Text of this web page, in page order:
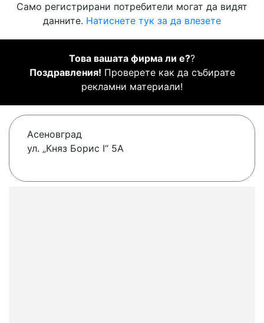
Само регистрирани потребители могат да видят
данните. Натиснете тук за да влезете
Това вашата фирма ли е??
Поздравления! Проверете как да събирате
рекламни материали!
Асеновград
ул. „Княз Борис I“ 5А